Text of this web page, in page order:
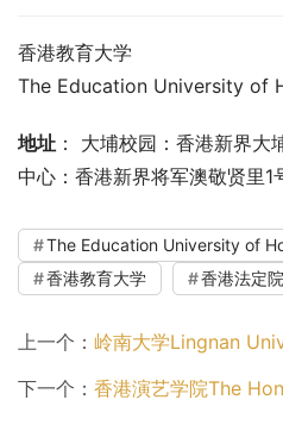
香港教育大学
The Education University of
地址 ： 大埔校园：香港新界大
中心：香港新界将军澳敬贤里1
The Education University of
香港教育大学
香港法定
上一个： 岭南大学Lingnan
下一个： 香港演艺学院The Hong Kong